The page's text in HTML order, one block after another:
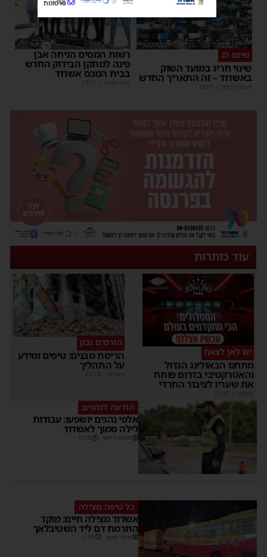
שימו לב
שינוי חריג במועד השוק
באשדוד – זה התאריך החדש
מנחם דויטש |
16:07
רשות המסים הניחה אבן
פינה למתקן הבידוק החדש
בבית המכס אשדוד
משה קאהן |
15:37
עוד כותרות
יש לאן לצאת
מתחם הבאולינג הגדול
והאטרקטיבי בדרום פותח
את שעריו לציבור החרדי
הורסים נכון
הריסת מבנים: טיפים ומידע
על התהליך
הודעה לנהגים
אלפי נהגים יושפעו: עבודות
לילה סמוך לאשדוד
מנחם דויטש 11:10
כל טיפה מצילה
אשדוד מצילה חיים: מוקד
התרמת דם ליד השטיבלאך
משה קאהן 11:05
פרסומת